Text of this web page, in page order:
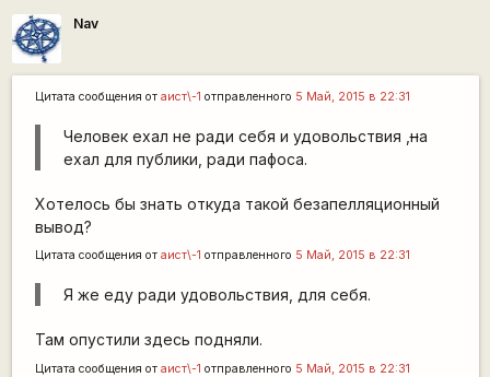
Nav
Цитата сообщения от аист\-1 отправленного 5 Май, 2015 в 22:31
Человек ехал не ради себя и удовольствия ,на
ехал для публики, ради пафоса.
Хотелось бы знать откуда такой безапелляционный
вывод?
Цитата сообщения от аист\-1 отправленного 5 Май, 2015 в 22:31
Я же еду ради удовольствия, для себя.
Там опустили здесь подняли.
Цитата сообщения от аист\-1 отправленного 5 Май, 2015 в 22:31